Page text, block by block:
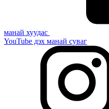
манай хуудас
YouTube дэх манай суваг